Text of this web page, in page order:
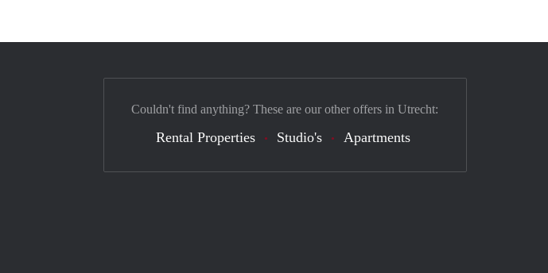
Couldn't find anything? These are our other offers in Utrecht:
Rental Properties Studio's Apartments